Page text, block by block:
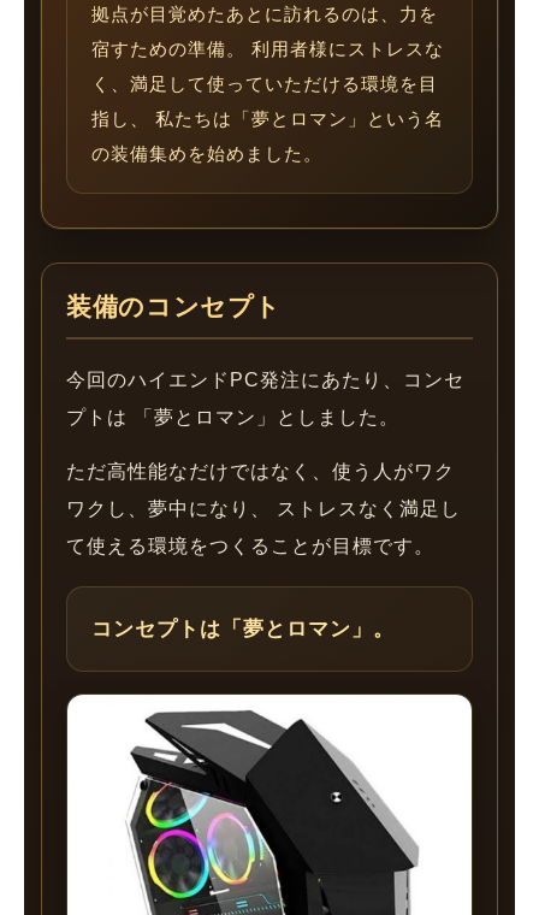
拠点が目覚めたあとに訪れるのは、力を
宿すための準備。 利用者様にストレスな
く、満足して使っていただける環境を目
指し、 私たちは「夢とロマン」という名
の装備集めを始めました。
装備のコンセプト
今回のハイエンドPC発注にあたり、コンセ
プトは 「夢とロマン」としました。
ただ高性能なだけではなく、使う人がワク
ワクし、夢中になり、 ストレスなく満足し
て使える環境をつくることが目標です。
コンセプトは「夢とロマン」。